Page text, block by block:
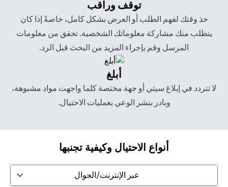
توقف وراقب
خذ وقتك لفهم الطلب أو العرض بشكل كامل، خاصةً إذا كان
يتطلب منك مشاركة معلوماتك الشخصية. تحقق من معلومات
المرسل وقم بإجراء المزيد من البحث قبل الرد.
أبلغ
لا تتردد في إبلاغ سيتي أو جهة مختصة كلما واجهت مواد مشبوهة،
وبادر بنشر الوعي بعمليات الاحتيال.
أنواع الاحتيال وكيفية تجنبها
عبر الإنترنت/الجوال